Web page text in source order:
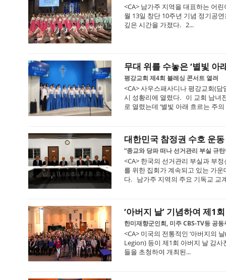
<CA> 남가주 지역을 대표하는 어
월 13일 창단 10주년 기념 정기공
깊은 시간을 가졌다. 2...
무대 위를 수놓은 ‘별빛 아
평강교회 제4회 블레싱 콘서트 열려
<CA> 사우스패사디나 평강교회(
시 성황리에 열렸다. 이 교회 남녀
로 열렸는데 ‘별빛 아래 흐르는 주
대한민국 참정권 수호 운
“종교와 당파 떠나 선거관리 부실 규
<CA> 한국의 선거관리 부실과 부
를 위한 집회가 계속되고 있는 가
다. 남가주 지역의 주요 기독교 교
‘아버지 날’ 기념하여 제1
한미재향군인회, 미주 CBS-TV등 공동
<CA> 미국의 전통적인 ‘아버지의
Legion) 등이 제1회 아버지 날 감
들을 초청하여 개최된...